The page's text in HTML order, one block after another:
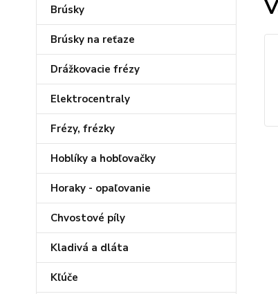
Brúsky
Brúsky na reťaze
Drážkovacie frézy
Elektrocentraly
Frézy, frézky
Hoblíky a hobľovačky
Horaky - opaľovanie
Chvostové píly
Kladivá a dláta
Kľúče